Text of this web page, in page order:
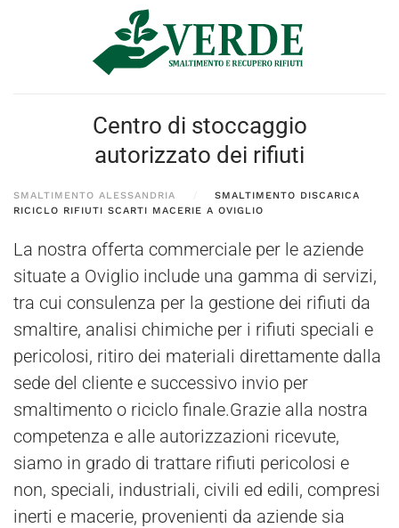
Centro di stoccaggio
autorizzato dei rifiuti
SMALTIMENTO ALESSANDRIA
SMALTIMENTO DISCARICA
RICICLO RIFIUTI SCARTI MACERIE A OVIGLIO
La nostra offerta commerciale per le aziende
situate a Oviglio include una gamma di servizi,
tra cui consulenza per la gestione dei rifiuti da
smaltire, analisi chimiche per i rifiuti speciali e
pericolosi, ritiro dei materiali direttamente dalla
sede del cliente e successivo invio per
smaltimento o riciclo finale.Grazie alla nostra
competenza e alle autorizzazioni ricevute,
siamo in grado di trattare rifiuti pericolosi e
non, speciali, industriali, civili ed edili, compresi
inerti e macerie, provenienti da aziende sia